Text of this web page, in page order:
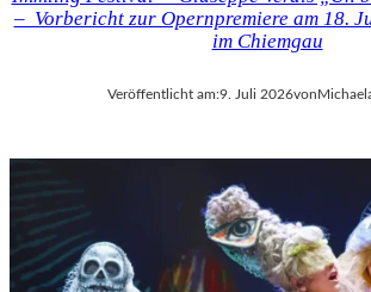
– Vorbericht zur Opernpremiere am 18.
im Chiemgau
Veröffentlicht am:9. Juli 2026von